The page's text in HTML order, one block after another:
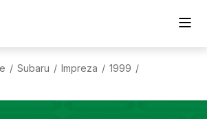
/ Subaru / Impreza / 1999 /